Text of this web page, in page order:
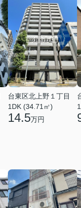
台東区北上野１丁目
1DK (34.71㎡)
14.5万円